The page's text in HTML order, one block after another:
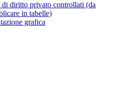
di diritto privato controllati (da
in tabelle)
grafica